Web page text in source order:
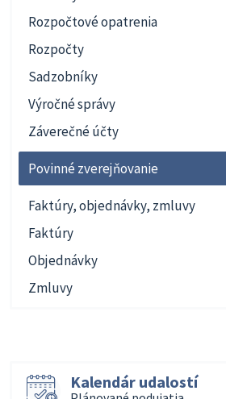
Rozpočtové opatrenia
Rozpočty
Sadzobníky
Výročné správy
Záverečné účty
Povinné zverejňovanie
Faktúry, objednávky, zmluvy
Faktúry
Objednávky
Zmluvy
Kalendár udalostí